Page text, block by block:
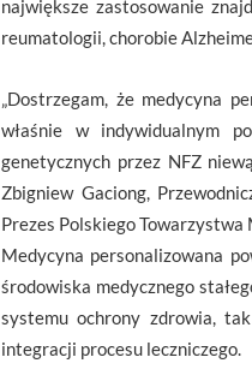
największe zastosowanie
reumatologii, chorobie
„Dostrzegam, że medycyna
właśnie w indywidualnym
genetycznych przez NFZ
Zbigniew Gaciong,
Prezes Polskiego
Medycyna personalizowana
środowiska medycznego
systemu ochrony zdrowia,
integracji procesu leczniczego.